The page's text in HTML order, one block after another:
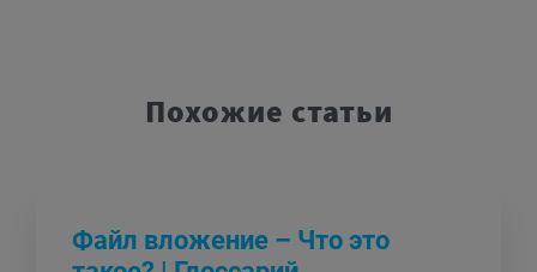
Похожие статьи
Файл вложение – Что это